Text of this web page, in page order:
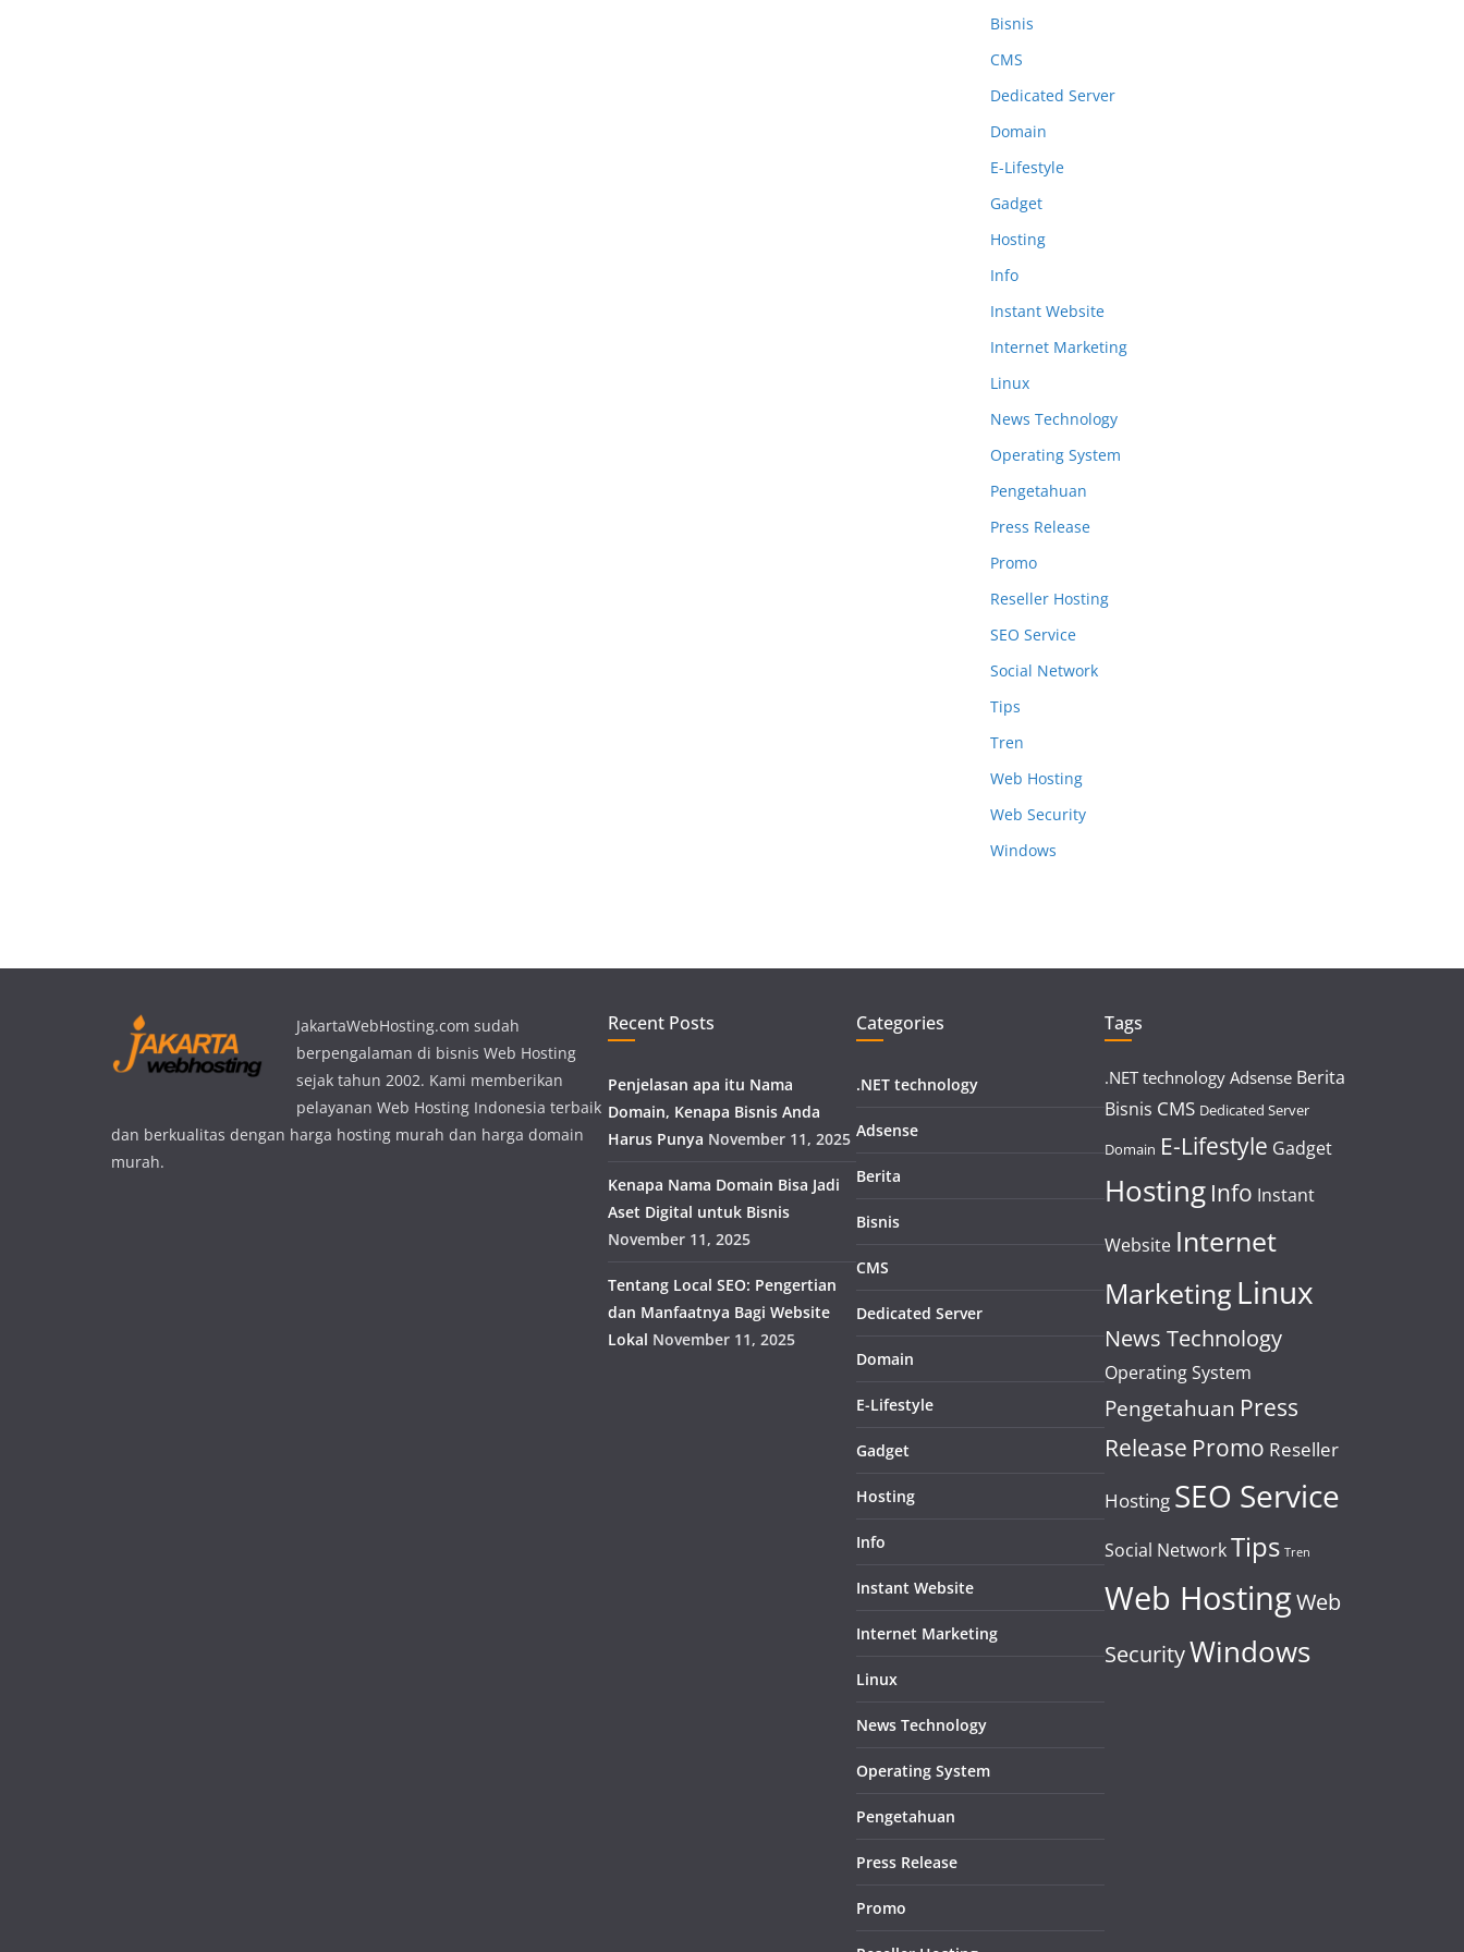
Bisnis
CMS
Dedicated Server
Domain
E-Lifestyle
Gadget
Hosting
Info
Instant Website
Internet Marketing
Linux
News Technology
Operating System
Pengetahuan
Press Release
Promo
Reseller Hosting
SEO Service
Social Network
Tips
Tren
Web Hosting
Web Security
Windows
JakartaWebHosting.com sudah
berpengalaman di bisnis Web Hosting
sejak tahun 2002. Kami memberikan
pelayanan Web Hosting Indonesia terbaik
dan berkualitas dengan harga hosting murah dan harga domain
murah.
Recent Posts
Penjelasan apa itu Nama
Domain, Kenapa Bisnis Anda
Harus Punya November 11, 2025
Kenapa Nama Domain Bisa Jadi
Aset Digital untuk Bisnis
November 11, 2025
Tentang Local SEO: Pengertian
dan Manfaatnya Bagi Website
Lokal November 11, 2025
Categories
.NET technology
Adsense
Berita
Bisnis
CMS
Dedicated Server
Domain
E-Lifestyle
Gadget
Hosting
Info
Instant Website
Internet Marketing
Linux
News Technology
Operating System
Pengetahuan
Press Release
Promo
Tags
.NET technology Adsense Berita
Bisnis CMS Dedicated Server
Domain E-Lifestyle Gadget
Hosting Info Instant
Website Internet
Marketing Linux
News Technology
Operating System
Pengetahuan Press
Release Promo Reseller
Hosting SEO Service
Social NetworkTips Tren
Web HostingWeb
SecurityWindows